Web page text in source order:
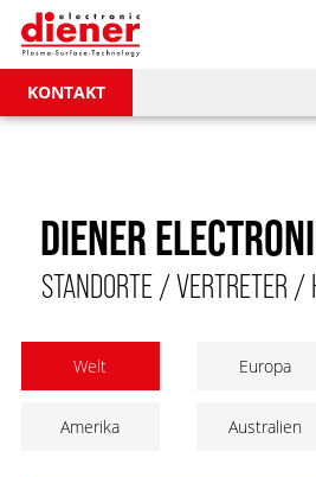
KONTAKT
DIENER
STANDORTE / VERTRETER /
Welt Europa
Amerika Australien